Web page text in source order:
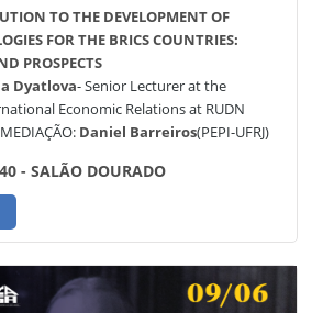
TO THE DEVELOPMENT OF
FOR THE BRICS COUNTRIES:
PROSPECTS
Dyatlova- Senior Lecturer at the
Economic Relations at RUDN
Daniel Barreiros(PEPI-UFRJ)
- SALÃO DOURADO